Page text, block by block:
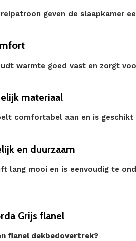
geven de slaapkamer
warmte goed vast en zorgt
materiaal
comfortabel aan en is geschikt
en duurzaam
lang mooi en is eenvoudig te
Grijs flanel
flanel dekbedovertrek?